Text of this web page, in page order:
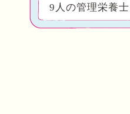
9人の管理栄養士